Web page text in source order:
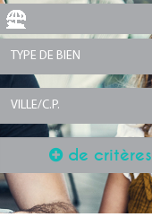
TYPE DE BIEN
VILLE/C.P.
de critères